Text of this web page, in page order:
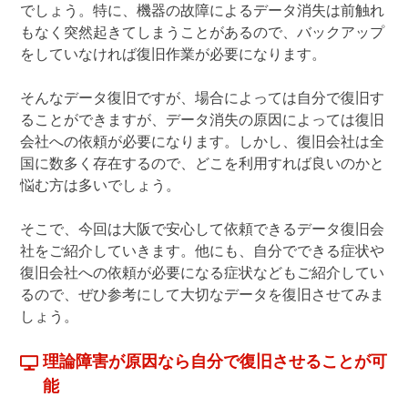
でしょう。特に、機器の故障によるデータ消失は前触れ
もなく突然起きてしまうことがあるので、バックアップ
をしていなければ復旧作業が必要になります。
そんなデータ復旧ですが、場合によっては自分で復旧す
ることができますが、データ消失の原因によっては復旧
会社への依頼が必要になります。しかし、復旧会社は全
国に数多く存在するので、どこを利用すれば良いのかと
悩む方は多いでしょう。
そこで、今回は大阪で安心して依頼できるデータ復旧会
社をご紹介していきます。他にも、自分でできる症状や
復旧会社への依頼が必要になる症状などもご紹介してい
るので、ぜひ参考にして大切なデータを復旧させてみま
しょう。
理論障害が原因なら自分で復旧させることが可
能